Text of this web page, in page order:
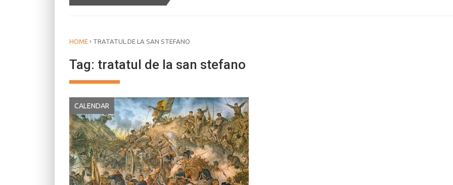
HOME › TRATATUL DE LA SAN STEFANO
Tag: tratatul de la san stefano
CALENDAR